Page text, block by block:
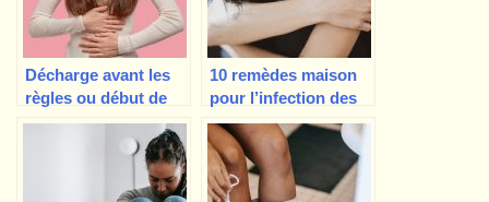
Décharge avant les
règles ou début de
grossesse
10 remèdes maison
pour l’infection des
voies urinaires